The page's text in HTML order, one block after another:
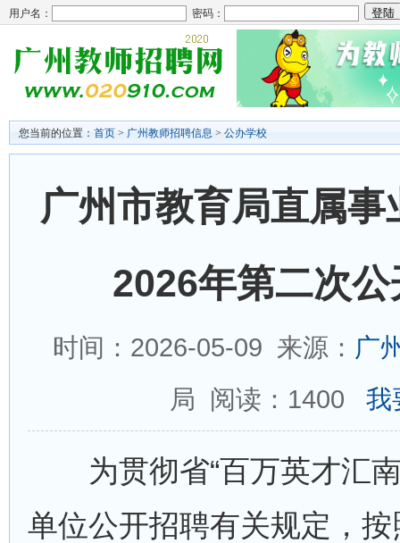
用户名： 密码：
您当前的位置： 首页 > 广州教师招聘信息 > 公办学校
广州市教育局直属
2026年第二次
时间：2026-05-09 来源： 广
局 阅读： 1400 我
为贯彻省“百万英才汇南
单位公开招聘有关规定，